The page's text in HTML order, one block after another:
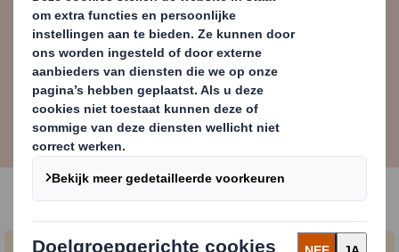
Ellen MacArthur Foundation’s
Definition Of The Circular Economy